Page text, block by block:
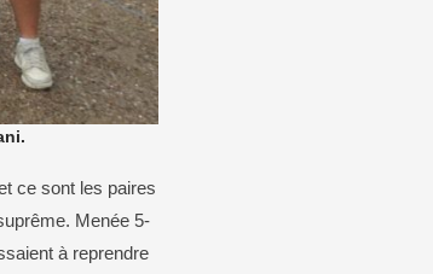
ce sont les paires
Menée 5-
à reprendre